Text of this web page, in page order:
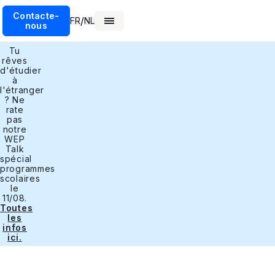
Contacte-
nous
FR/NL
Tu
rêves
d'étudier
à
l'étranger
? Ne
rate
pas
notre
WEP
Talk
spécial
programmes
scolaires
le
11/08.
Toutes
les
infos
ici.